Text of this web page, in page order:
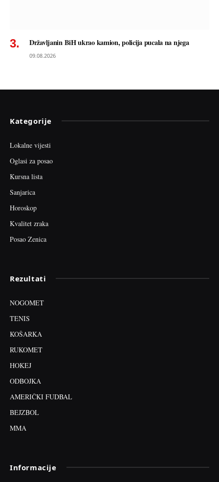
Državljanin BiH ukrao kamion, policija pucala na njega
09.08.2026
Kategorije
Lokalne vijesti
Oglasi za posao
Kursna lista
Sanjarica
Horoskop
Kvalitet zraka
Posao Zenica
Rezultati
NOGOMET
TENIS
KOŠARKA
RUKOMET
HOKEJ
ODBOJKA
AMERIČKI FUDBAL
BEJZBOL
MMA
Informacije